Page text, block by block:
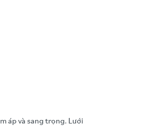
áp và sang trọng. Lưới